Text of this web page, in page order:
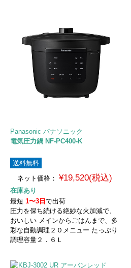
Panasonic パナソニック
電気圧力鍋 NF-PC400-K
送料無料
ネット価格：
¥19,520(税込)
在庫あり
最短1〜3日で出荷
圧力を保ち続ける絶妙な火加減で、
おいしい メインからごはんまで、多
彩な自動調理２０メニュー たっぷり
調理容量２．６Ｌ